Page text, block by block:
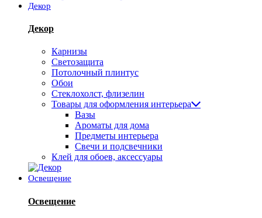
Декор
Декор
Карнизы
Светозащита
Потолочный плинтус
Обои
Стеклохолст, флизелин
Товары для оформления интерьера
Вазы
Ароматы для дома
Предметы интерьера
Свечи и подсвечники
Клей для обоев, аксессуары
Освещение
Освещение